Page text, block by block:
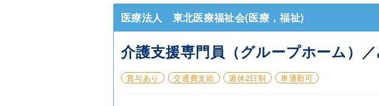
医療法人 東北医療福祉会(医療，福祉)
介護支援専門員（グループホーム）
賞与あり 交通費支給 週休2日制 車通勤可